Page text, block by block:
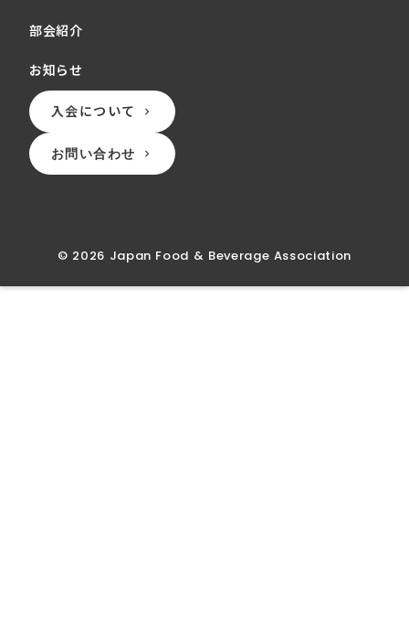
部会紹介
お知らせ
入会について keyboard_arrow_right
お問い合わせ keyboard_arrow_right
©︎ 2026 Japan Food & Beverage Association